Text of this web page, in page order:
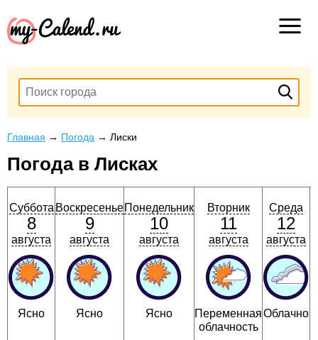
Главная → Погода → Лиски
Погода в Лисках
Суббота
8
августа
Ясно
Воскресенье
9
августа
Ясно
Понедельник
10
августа
Ясно
Вторник
11
августа
Переменная
облачность
Среда
12
августа
Облачно